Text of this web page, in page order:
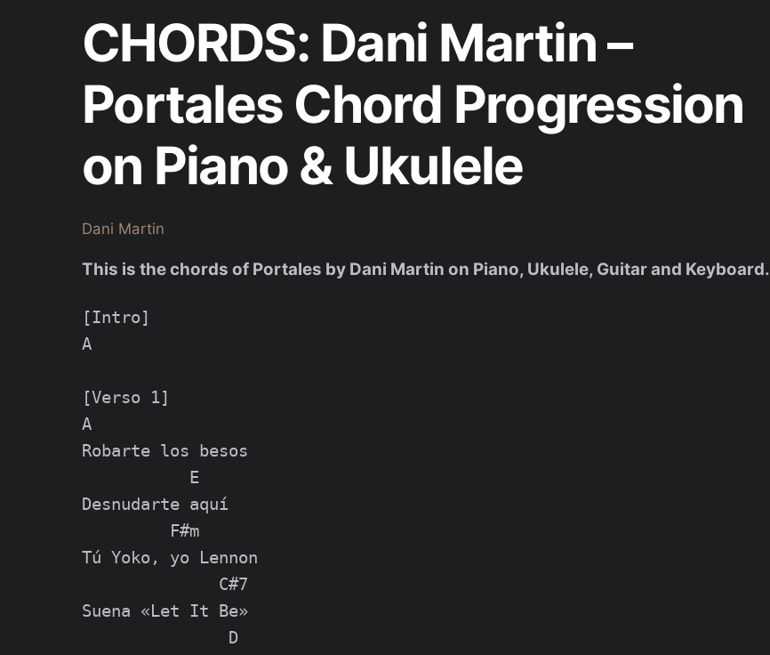
CHORDS: Dani Martin –
Portales Chord Progression
on Piano & Ukulele
Dani Martin
This is the chords of Portales by Dani Martin on Piano, Ukulele, Guitar and Keyboard.
[Intro]
A
[Verso 1]
A
Robarte los besos
           E
Desnudarte aquí
         F#m
Tú Yoko, yo Lennon
              C#7
Suena «Let It Be»
               D